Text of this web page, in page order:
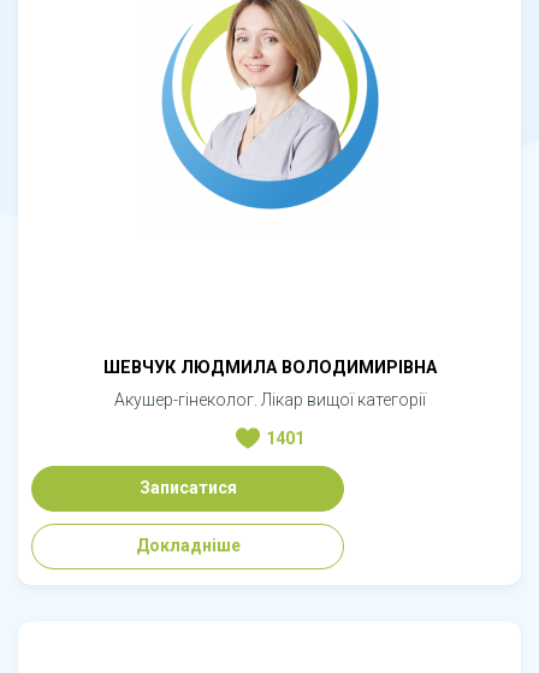
ШЕВЧУК ЛЮДМИЛА ВОЛОДИМИРІВНА
Акушер-гінеколог. Лікар вищої категорії
1401
Записатися
Докладніше